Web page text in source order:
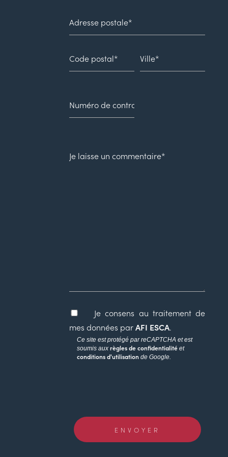
Je consens au traitement de
mes données parAFI ESCA.
Ce site est protégé par reCAPTCHA et est
soumis auxrègles de confidentialité et
conditions d'utilisation de Google.